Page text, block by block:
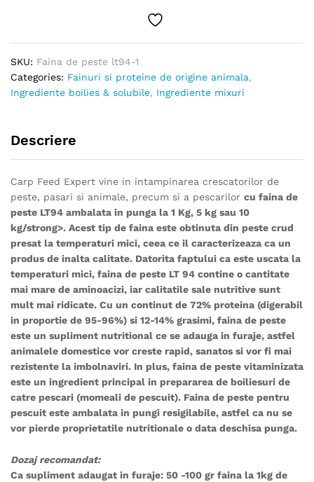
SKU: Faina de peste lt94-1
Categories: Fainuri si proteine de origine animala,
Ingrediente boilies & solubile, Ingrediente mixuri
Descriere
Carp Feed Expert vine in intampinarea crescatorilor de
peste, pasari si animale, precum si a pescarilor cu faina de
peste LT94 ambalata in punga la 1 Kg, 5 kg sau 10
kg/strong>. Acest tip de faina este obtinuta din peste crud
presat la temperaturi mici, ceea ce il caracterizeaza ca un
produs de inalta calitate. Datorita faptului ca este uscata la
temperaturi mici, faina de peste LT 94 contine o cantitate
mai mare de aminoacizi, iar calitatile sale nutritive sunt
mult mai ridicate. Cu un continut de 72% proteina (digerabil
in proportie de 95-96%) si 12-14% grasimi, faina de peste
este un supliment nutritional ce se adauga in furaje, astfel
animalele domestice vor creste rapid, sanatos si vor fi mai
rezistente la imbolnaviri. In plus, faina de peste vitaminizata
este un ingredient principal in prepararea de boiliesuri de
catre pescari (momeali de pescuit). Faina de peste pentru
pescuit este ambalata in pungi resigilabile, astfel ca nu se
vor pierde proprietatile nutritionale o data deschisa punga.
Dozaj recomandat:
Ca supliment adaugat in furaje: 50 -100 gr faina la 1kg de